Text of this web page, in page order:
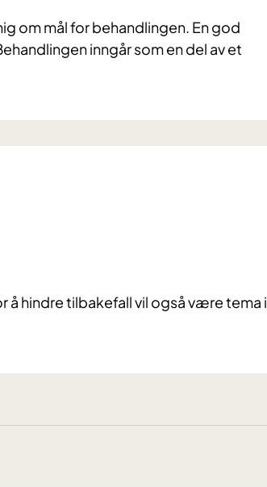
om mål for behandlingen. En god
inngår som en del av et
å hindre tilbakefall vil også være tema i